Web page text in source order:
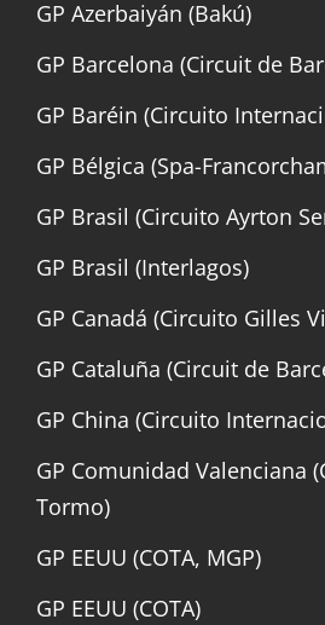
GP Azerbaiyán (Bakú)
GP Barcelona (Circuit de
GP Baréin (Circuito
GP Bélgica (Spa-
GP Brasil (Circuito Ayrton
GP Brasil (Interlagos)
GP Canadá (Circuito Gilles
GP Cataluña (Circuit de
GP China (Circuito
GP Comunidad Valenciana
Tormo)
GP EEUU (COTA, MGP)
GP EEUU (COTA)